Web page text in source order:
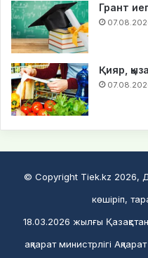
Грант
Қияр,
© Copyright Tiek.kz 2026,
көшіріп,
18.03.2026 жылғы
ақпарат министрлігі